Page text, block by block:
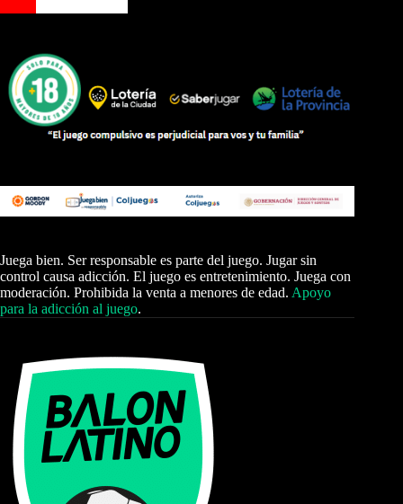
Juega bien. Ser responsable es parte del juego. Jugar sin
control causa adicción. El juego es entretenimiento. Juega con
moderación. Prohibida la venta a menores de edad. Apoyo
para la adicción al juego.